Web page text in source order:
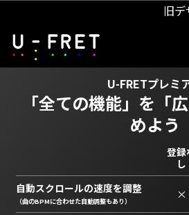
旧
U-FRETプレミ
「全ての機能」を 「
めよう
登録
し
自動スクロールの速度を調整
（曲のBPMに合わせた自動調整もあり） ×